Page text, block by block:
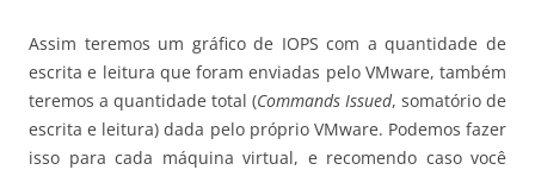
Assim teremos um gráfico de IOPS com a quantidade de
escrita e leitura que foram enviadas pelo VMware, também
teremos a quantidade total (Commands Issued, somatório de
escrita e leitura) dada pelo próprio VMware. Podemos fazer
isso para cada máquina virtual, e recomendo caso você